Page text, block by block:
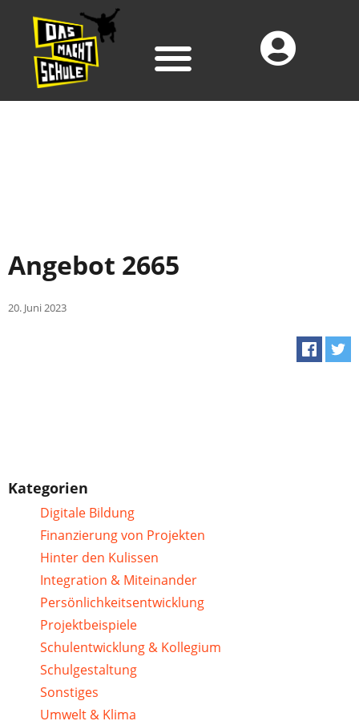
Angebot 2665
20. Juni 2023
Kategorien
Digitale Bildung
Finanzierung von Projekten
Hinter den Kulissen
Integration & Miteinander
Persönlichkeitsentwicklung
Projektbeispiele
Schulentwicklung & Kollegium
Schulgestaltung
Sonstiges
Umwelt & Klima